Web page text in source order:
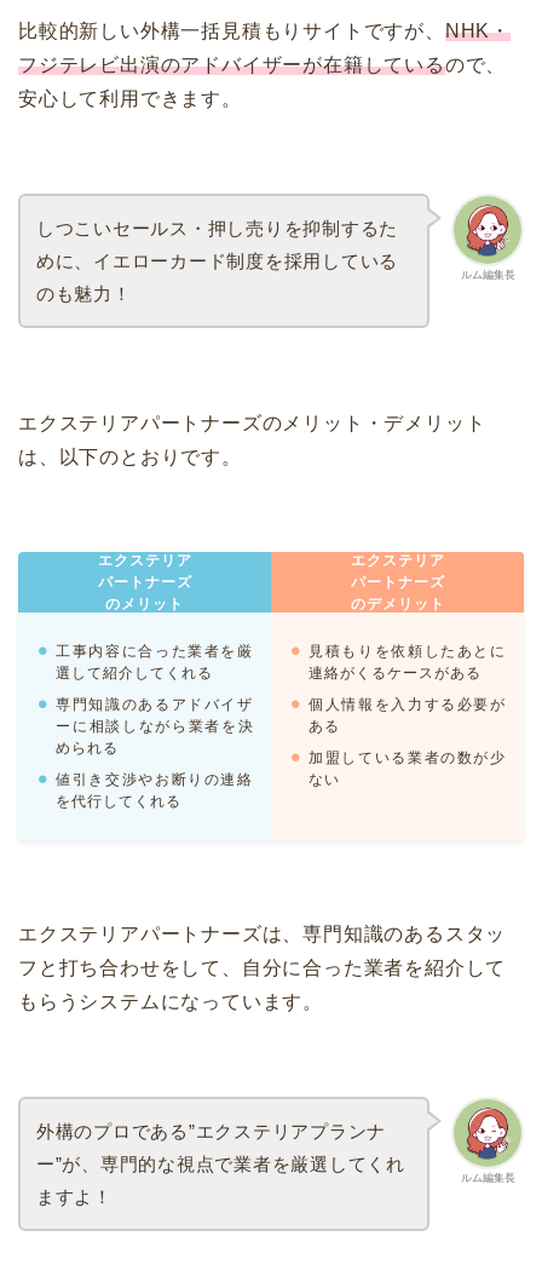
比較的新しい外構一括見積もりサイトですが、 NHK・
フジテレビ出演のアドバイザーが在籍しているので、
安心して利用できます。
ルム編集長
しつこいセールス・押し売りを抑制するた
めに、イエローカード制度を採用している
のも魅力！
エクステリアパートナーズのメリット・デメリット
は、以下のとおりです。
エクステリア
パートナーズ
のメリット
エクステリア
パートナーズ
のデメリット
工事内容に合った業者を厳
選して紹介してくれる
専門知識のあるアドバイザ
ーに相談しながら業者を決
められる
値引き交渉やお断りの連絡
を代行してくれる
見積もりを依頼したあとに
連絡がくるケースがある
個人情報を入力する必要が
ある
加盟している業者の数が少
ない
エクステリアパートナーズは、専門知識のあるスタッ
フと打ち合わせをして、自分に合った業者を紹介して
もらうシステムになっています。
ルム編集長
外構のプロである”エクステリアプランナ
ー”が、専門的な視点で業者を厳選してくれ
ますよ！